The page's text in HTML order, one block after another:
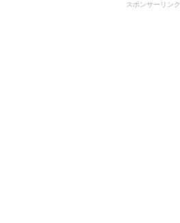
スポンサーリンク